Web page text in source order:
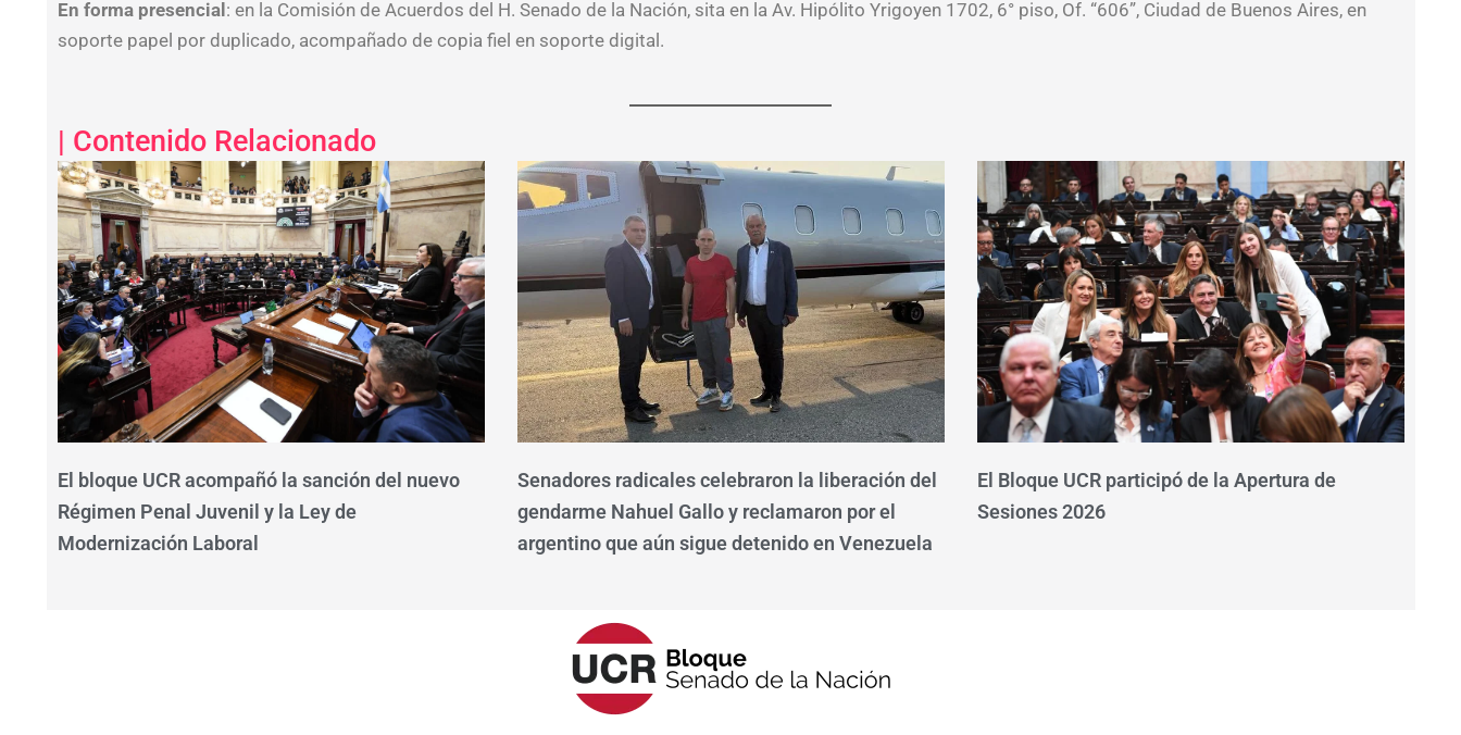
En forma presencial : en la Comisión de Acuerdos del H. Senado de la Nación, sita en la Av. Hipólito Yrigoyen 1702, 6° piso, Of. “606”, Ciudad de Buenos Aires, en
soporte papel por duplicado, acompañado de copia fiel en soporte digital.
| Contenido Relacionado
El bloque UCR acompañó la sanción del nuevo
Régimen Penal Juvenil y la Ley de
Modernización Laboral
Senadores radicales celebraron la liberación del
gendarme Nahuel Gallo y reclamaron por el
argentino que aún sigue detenido en Venezuela
El Bloque UCR participó de la Apertura de
Sesiones 2026